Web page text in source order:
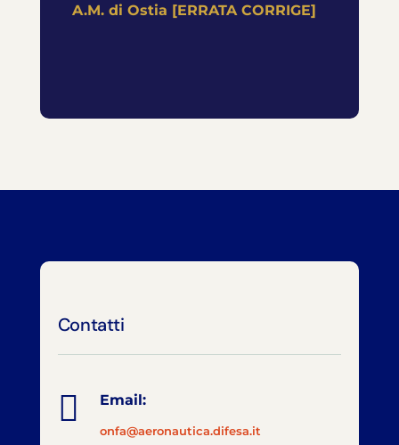
A.M. di Ostia [ERRATA CORRIGE]
Contatti
 Email:
onfa@aeronautica.difesa.it